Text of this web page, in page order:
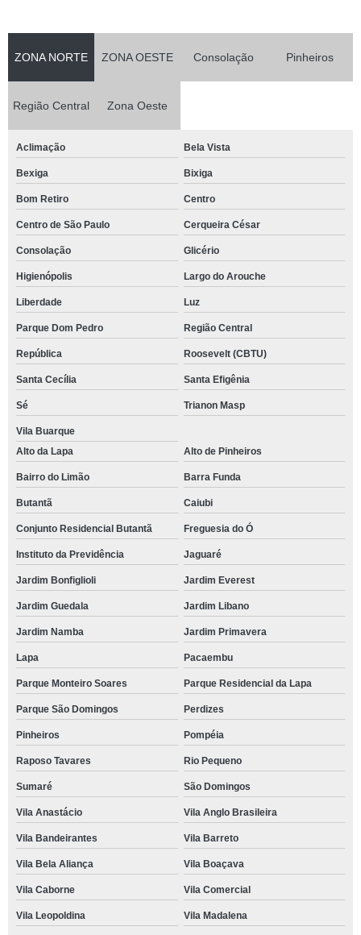
ZONA NORTE ZONA OESTE Consolação Pinheiros
Região Central Zona Oeste
Aclimação Bela Vista
Bexiga Bixiga
Bom Retiro Centro
Centro de São Paulo Cerqueira César
Consolação Glicério
Higienópolis Largo do Arouche
Liberdade Luz
Parque Dom Pedro Região Central
República Roosevelt (CBTU)
Santa Cecília Santa Efigênia
Sé Trianon Masp
Vila Buarque
Alto da Lapa
Alto de Pinheiros
Bairro do Limão Barra Funda
Butantã Caiubi
Conjunto Residencial Butantã Freguesia do Ó
Instituto da Previdência Jaguaré
Jardim Bonfiglioli Jardim Everest
Jardim Guedala Jardim Libano
Jardim Namba Jardim Primavera
Lapa Pacaembu
Parque Monteiro Soares Parque Residencial da Lapa
Parque São Domingos Perdizes
Pinheiros Pompéia
Raposo Tavares Rio Pequeno
Sumaré São Domingos
Vila Anastácio Vila Anglo Brasileira
Vila Bandeirantes Vila Barreto
Vila Bela Aliança Vila Boaçava
Vila Caborne Vila Comercial
Vila Leopoldina Vila Madalena